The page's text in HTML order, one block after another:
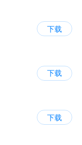
下载
下载
下载